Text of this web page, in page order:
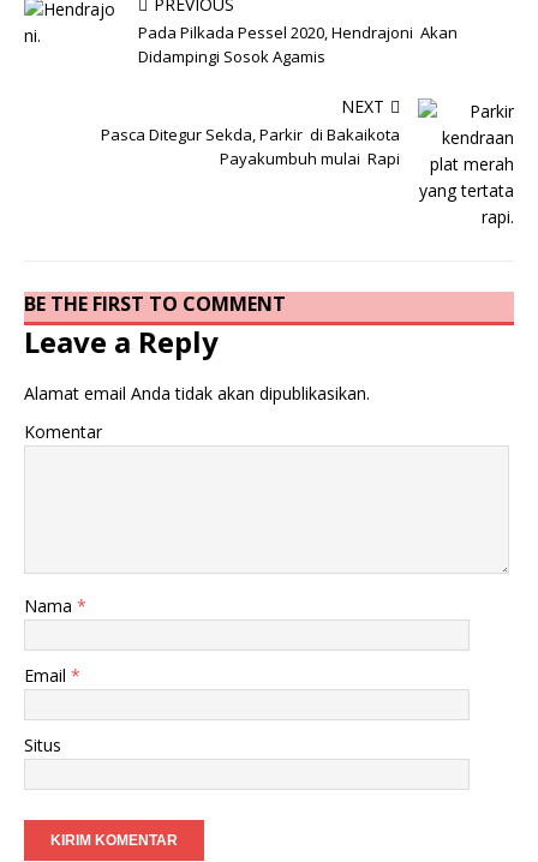
Pada Pilkada Pessel 2020, Hendrajoni Akan
Didampingi Sosok Agamis
NEXT
Pasca Ditegur Sekda, Parkir di Bakaikota
Payakumbuh mulai Rapi
BE THE FIRST TO COMMENT
Leave a Reply
Alamat email Anda tidak akan dipublikasikan.
Komentar
Nama *
Email *
Situs